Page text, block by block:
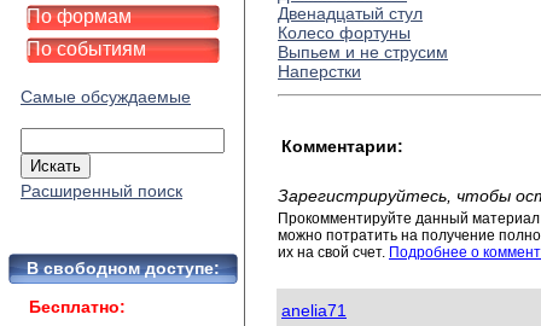
По формам
По событиям
Самые обсуждаемые
Расширенный поиск
В свободном доступе:
Бесплатно:
Двенадцатый стул
Колесо фортуны
Выпьем и не струсим
Наперстки
Комментарии:
Зарегистрируйтесь, чтобы
Прокомментируйте данный
можно потратить на получение
их на свой счет. Подробнее о
anelia71